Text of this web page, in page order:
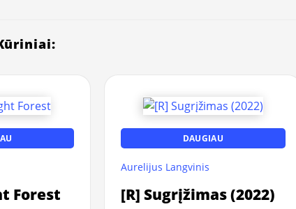
Forest
DAUGIAU
Aurelijus Langvinis
[R] Sugrįžimas (2022)